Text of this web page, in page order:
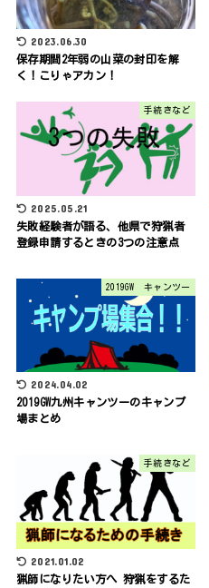
2023.06.30
保存期間2年弱の山菜の封印を解
く！こりゃアカン！
手続きなど
2025.05.21
失敗経験者が語る、他県で狩猟者
登録申請するときの3つの注意点
2019GW キャンツー
2024.04.02
2019GW九州キャンツーのキャンプ
場まとめ
手続きなど
2021.01.02
猟師になりたい方へ 狩猟をするた